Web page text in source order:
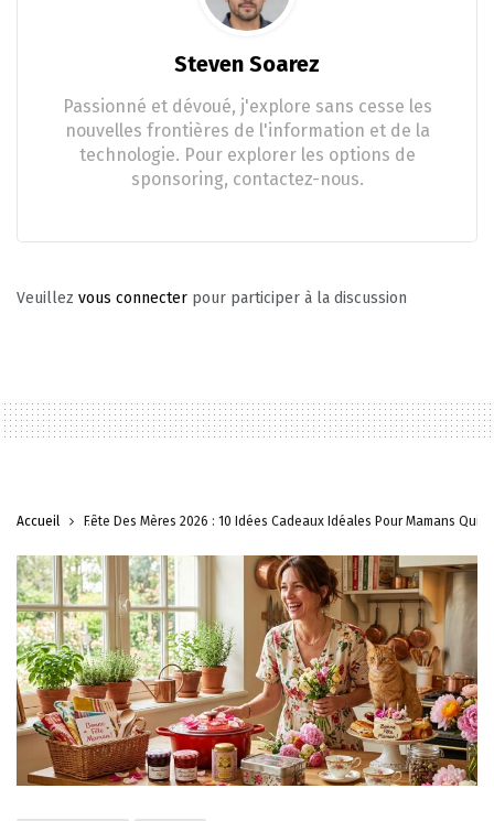
Steven Soarez
Passionné et dévoué, j'explore sans cesse les
nouvelles frontières de l'information et de la
technologie. Pour explorer les options de
sponsoring, contactez-nous.
Veuillez vous connecter pour participer à la discussion
Accueil Fête Des Mères 2026 : 10 Idées Cadeaux Idéales Pour Mamans Qui